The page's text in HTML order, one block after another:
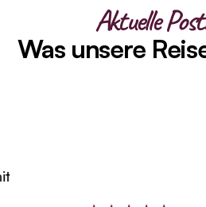
Aktuelle
Was unsere